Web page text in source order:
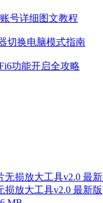
号详细图文教程
切换电脑模式指南
功能开启全攻略
损放大工具v2.0 最新版